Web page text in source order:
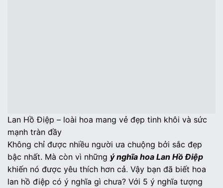
Lan Hồ Điệp – loài hoa mang vẻ đẹp tinh khôi và sức
mạnh tràn đầy
Không chỉ được nhiều người ưa chuộng bởi sắc đẹp
bậc nhất. Mà còn vì những ý nghĩa hoa Lan Hồ Điệp
khiến nó được yêu thích hơn cả. Vậy bạn đã biết hoa
lan hồ điệp có ý nghĩa gì chưa? Với 5 ý nghĩa tượng